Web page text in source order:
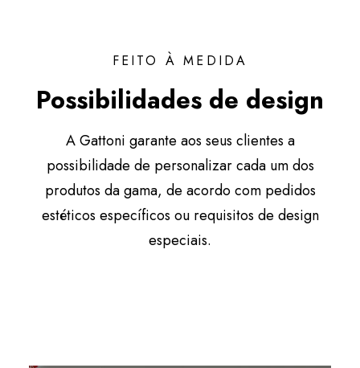
FEITO À MEDIDA
Possibilidades de design
A Gattoni garante aos seus clientes a
possibilidade de personalizar cada um dos
produtos da gama, de acordo com pedidos
estéticos específicos ou requisitos de design
especiais.